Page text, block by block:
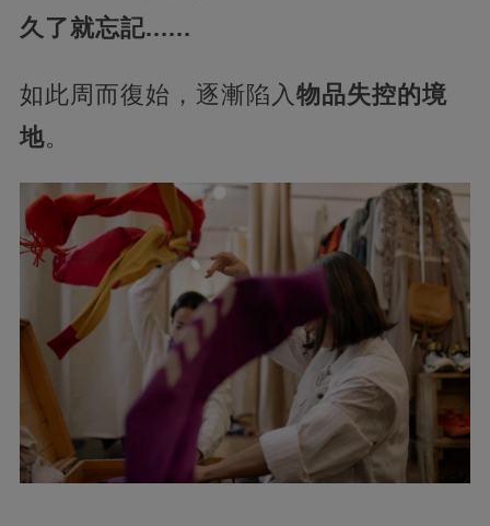
久了就忘記......
如此周而復始，逐漸陷入 物品失控的境
地。